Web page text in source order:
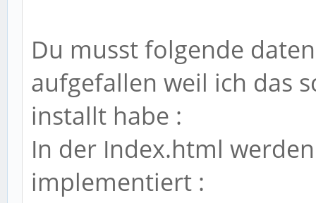
Du musst folgende
aufgefallen weil ich das
installt habe :
In der Index.html
implementiert :